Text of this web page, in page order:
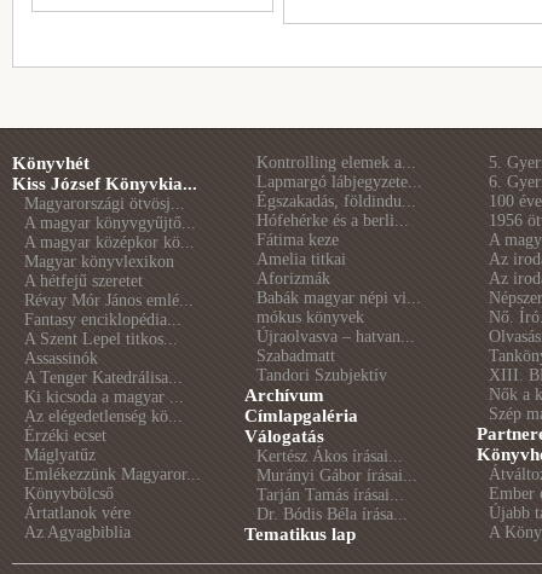
Könyvhét
Kiss József Könyvkia...
Magyarországi ötvösj...
A magyar könyvgyűjtő...
A magyar középkor kö...
Magyar könyvlexikon
A hétfejű szeretet
Révay Mór János emlé...
Fantasy enciklopédia...
A Szent Lepel titkos...
Assassinók
A Tenger Katedrálisa...
Ki kicsoda a magyar ...
Az elégedetlenség kö...
Érzéki ecset
Máglyatűz
Emlékezzünk Magyaror...
Könyvbölcső
Ártatlanok vére
Az Agyagbiblia
Kontrolling elemek a...
Lapmargó lábjegyzete...
Égszakadás, földindu...
Hófehérke és a berli...
Fátima keze
Amelia titkai
Aforizmák
Babák magyar népi vi...
mókus könyvek
Újraolvasva – hatvan...
Szabadmatt
Tandori Szubjektív
Archívum
Címlapgaléria
Válogatás
Kertész Ákos írásai...
Murányi Gábor írásai...
Tarján Tamás írásai...
Dr. Bódis Béla írása...
Tematikus lap
5.
6.
100
1956
A
Az
Az
Nő.
XIII.
Nők a
Szép
Ember
Újabb
A